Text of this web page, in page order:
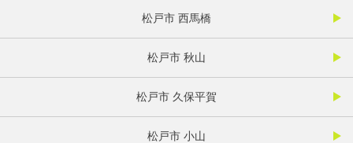
松戸市 西馬橋
松戸市 秋山
松戸市 久保平賀
松戸市 小山